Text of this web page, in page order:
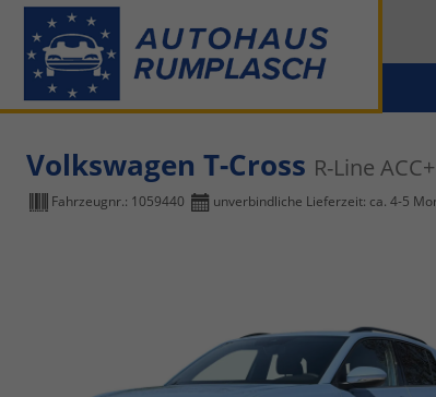
Volkswagen T-Cross R-Line
Fahrzeugnr.: 1059440 unverbindliche Lieferzeit: ca. 4-5